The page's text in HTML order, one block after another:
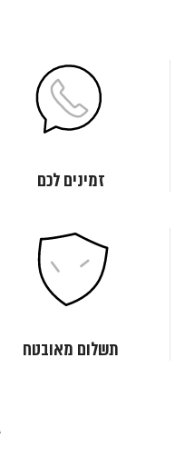
זמינים לכם
תשלום מאובטח